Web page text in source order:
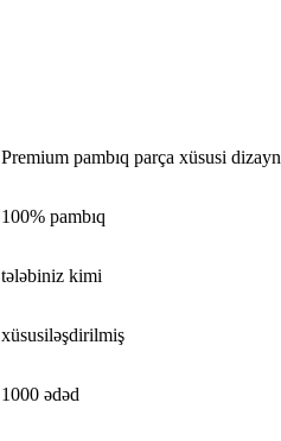
Premium pambıq parça xüsusi
100% pambıq
tələbiniz kimi
xüsusiləşdirilmiş
1000 ədəd